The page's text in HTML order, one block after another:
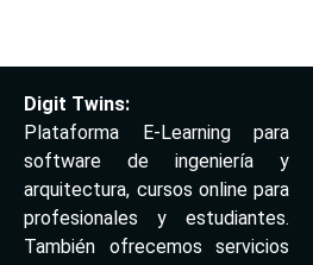
Digit Twins:
Plataforma E-Learning para
software de ingeniería y
arquitectura, cursos online para
profesionales y estudiantes.
También ofrecemos servicios